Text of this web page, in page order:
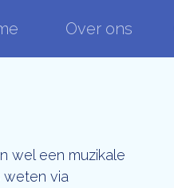
Over ons
wel een muzikale
weten via